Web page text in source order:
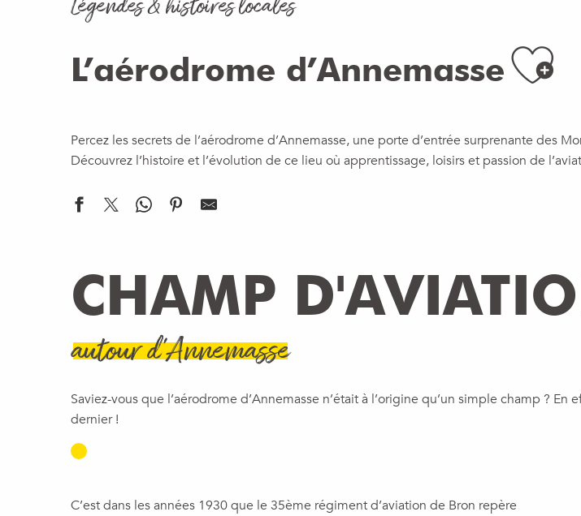
Légendes & histoires locales
L’aérodrome d’Annemasse
Percez les secrets de l’aérodrome d’Annemasse, une porte d’entrée surprenante des
Découvrez l’histoire et l’évolution de ce lieu où apprentissage, loisirs et passion de
CHAMP
autour d'Annemasse
Saviez-vous que l’aérodrome d’Annemasse n’était à l’origine qu’un simple champ ?
dernier !
C’est dans les années 1930 que le 35ème régiment d’aviation de Bron repère